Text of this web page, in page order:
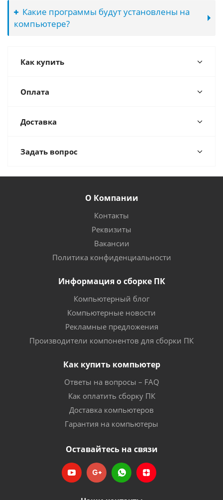
Какие программы будут установлены на
компьютере?
Как купить
Оплата
Доставка
Задать вопрос
О Компании
Контакты
Реквизиты
Вакансии
Политика конфиденциальности
Информация о сборке ПК
Компьютерный блог
Компьютерные новости
Рекламные предложения
Производители компонентов для сборки ПК
Как купить компьютер
Ответы на вопросы – FAQ
Как оплатить сборку ПК
Доставка компьютеров
Гарантия на компьютеры
Оставайтесь на связи